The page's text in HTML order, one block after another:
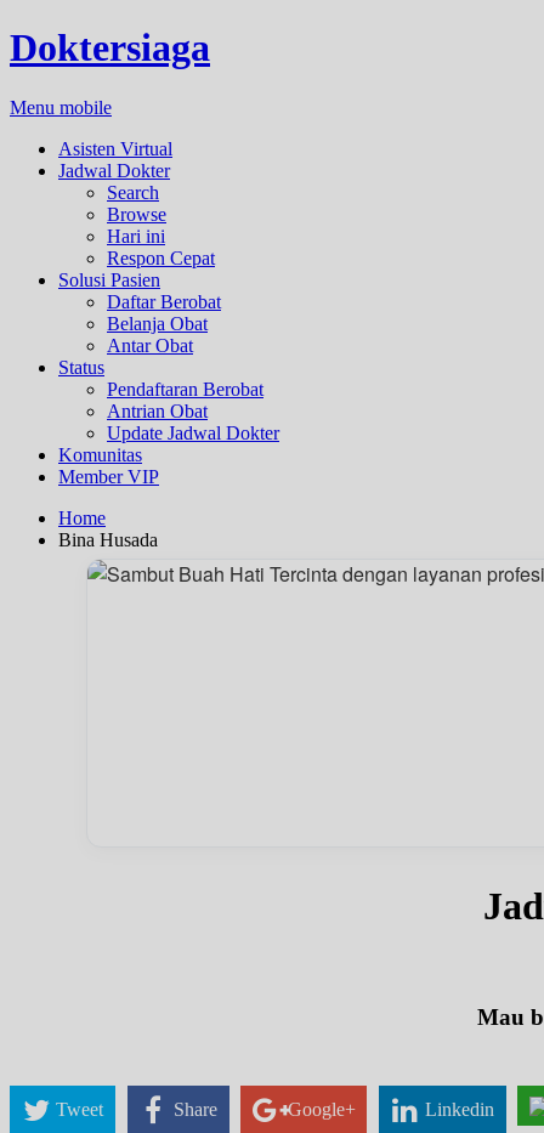
Doktersiaga
Menu mobile
Asisten Virtual
Jadwal Dokter
Search
Browse
Hari ini
Respon Cepat
Solusi Pasien
Daftar Berobat
Belanja Obat
Antar Obat
Status
Pendaftaran Berobat
Antrian Obat
Update Jadwal Dokter
Komunitas
Member VIP
Home
Bina Husada
Mau
Tweet Share Google+ Linkedin